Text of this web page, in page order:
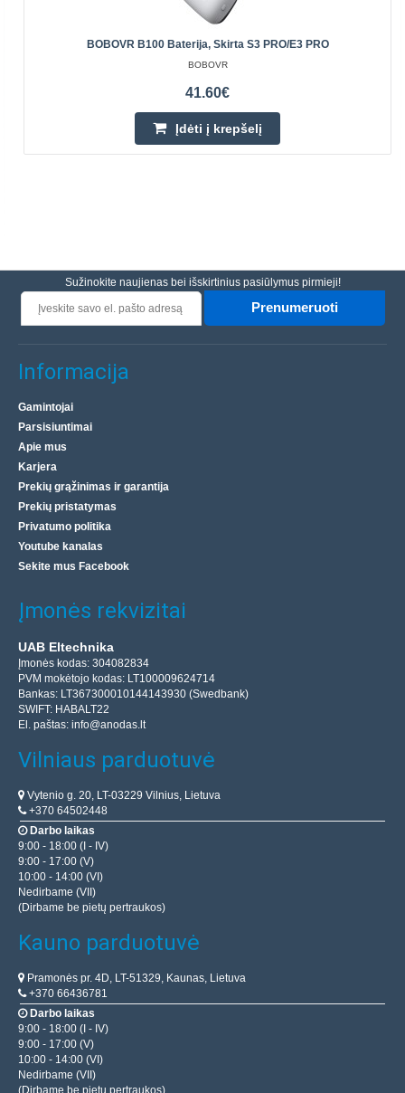
BOBOVR B100 Baterija, Skirta S3 PRO/E3 PRO
BOBOVR
41.60€
Įdėti į krepšelį
Sužinokite naujienas bei išskirtinius pasiūlymus pirmieji!
Prenumeruoti
Informacija
Gamintojai
Parsisiuntimai
Apie mus
Karjera
Prekių grąžinimas ir garantija
Prekių pristatymas
Privatumo politika
Youtube kanalas
Sekite mus Facebook
Įmonės rekvizitai
UAB Eltechnika
Įmonės kodas: 304082834
PVM mokėtojo kodas: LT100009624714
Bankas: LT367300010144143930 (Swedbank)
SWIFT: HABALT22
El. paštas: info@anodas.lt
Vilniaus parduotuvė
Vytenio g. 20, LT-03229 Vilnius, Lietuva
+370 64502448
Darbo laikas
9:00 - 18:00 (I - IV)
9:00 - 17:00 (V)
10:00 - 14:00 (VI)
Nedirbame (VII)
(Dirbame be pietų pertraukos)
Kauno parduotuvė
Pramonės pr. 4D, LT-51329, Kaunas, Lietuva
+370 66436781
Darbo laikas
9:00 - 18:00 (I - IV)
9:00 - 17:00 (V)
10:00 - 14:00 (VI)
Nedirbame (VII)